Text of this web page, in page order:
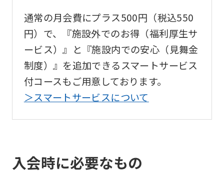
通常の月会費にプラス500円（税込550
円）で、『施設外でのお得（福利厚生サ
ービス）』と『施設内での安心（見舞金
制度）』を追加できるスマートサービス
付コースもご用意しております。
＞スマートサービスについて
入会時に必要なもの
may
not
be
an
accurate
translation.
The
differ